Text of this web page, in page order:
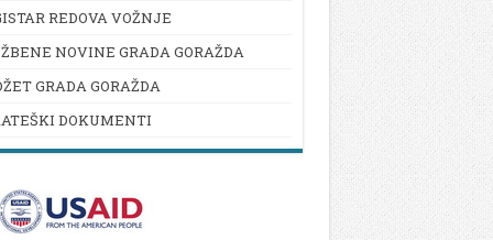
REDOVA VOŽNJE
NOVINE GRADA GORAŽDA
GRADA GORAŽDA
DOKUMENTI